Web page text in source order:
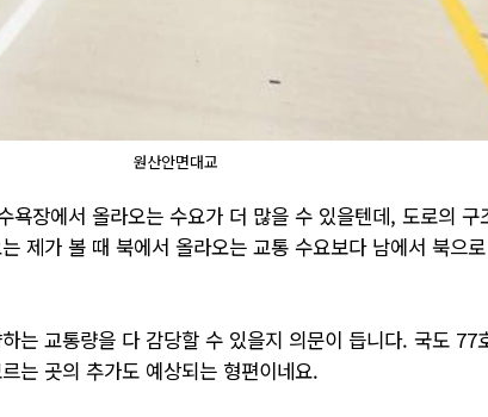
원산안면대교
욕장에서 올라오는 수요가 더 많을 수 있을텐데, 도로의
제가 볼 때 북에서 올라오는 교통 수요보다 남에서 북으
는 교통량을 다 감당할 수 있을지 의문이 듭니다. 국도 77
는 곳의 추가도 예상되는 형편이네요.